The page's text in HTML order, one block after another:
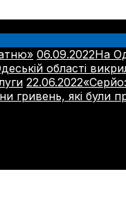
06.09.2022На
області
22.06.2022
гривень, які були